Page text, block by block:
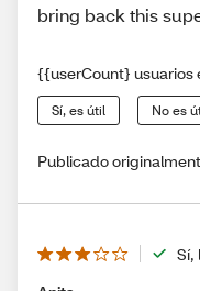
bring back this
{{userCount} usuarios
Sí, es útil No es
Publicado
Sí,